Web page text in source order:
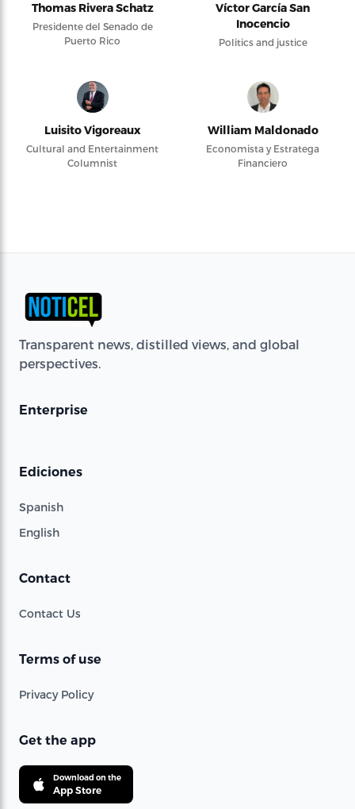
Thomas Rivera Schatz
Presidente del Senado de
Puerto Rico
Víctor García San
Inocencio
Politics and justice
Luisito Vigoreaux
Cultural and Entertainment
Columnist
William Maldonado
Economista y Estratega
Financiero
Transparent news, distilled views, and global
perspectives.
Enterprise
Ediciones
Spanish
English
Contact
Contact Us
Terms of use
Privacy Policy
Get the app
Download on the
App Store